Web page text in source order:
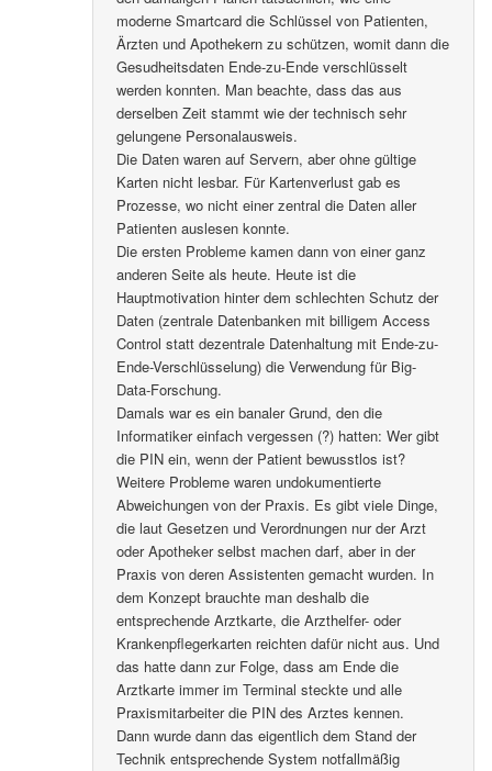
moderne Smartcard die Schlüssel von Patienten,
Ärzten und Apothekern zu schützen, womit dann die
Gesudheitsdaten Ende-zu-Ende verschlüsselt
werden konnten. Man beachte, dass das aus
derselben Zeit stammt wie der technisch sehr
gelungene Personalausweis.
Die Daten waren auf Servern, aber ohne gültige
Karten nicht lesbar. Für Kartenverlust gab es
Prozesse, wo nicht einer zentral die Daten aller
Patienten auslesen konnte.
Die ersten Probleme kamen dann von einer ganz
anderen Seite als heute. Heute ist die
Hauptmotivation hinter dem schlechten Schutz der
Daten (zentrale Datenbanken mit billigem Access
Control statt dezentrale Datenhaltung mit Ende-zu-
Ende-Verschlüsselung) die Verwendung für Big-
Data-Forschung.
Damals war es ein banaler Grund, den die
Informatiker einfach vergessen (?) hatten: Wer gibt
die PIN ein, wenn der Patient bewusstlos ist?
Weitere Probleme waren undokumentierte
Abweichungen von der Praxis. Es gibt viele Dinge,
die laut Gesetzen und Verordnungen nur der Arzt
oder Apotheker selbst machen darf, aber in der
Praxis von deren Assistenten gemacht wurden. In
dem Konzept brauchte man deshalb die
entsprechende Arztkarte, die Arzthelfer- oder
Krankenpflegerkarten reichten dafür nicht aus. Und
das hatte dann zur Folge, dass am Ende die
Arztkarte immer im Terminal steckte und alle
Praxismitarbeiter die PIN des Arztes kennen.
Dann wurde dann das eigentlich dem Stand der
Technik entsprechende System notfallmäßig